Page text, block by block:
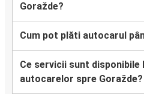
Goražde?
Cum pot plăti autocarul
Ce servicii sunt disponibile
autocarelor spre Goražde?